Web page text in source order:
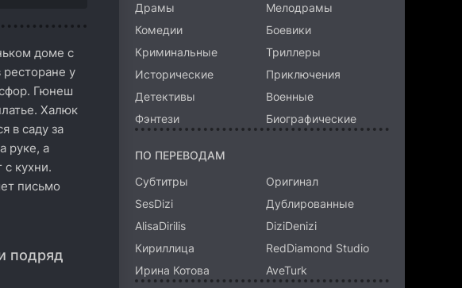
доме с
у
Гюнеш
Халюк
в саду за
руке, а
кухни.
письмо
подряд
Драмы
Мелодрамы
Комедии
Боевики
Криминальные
Триллеры
Исторические
Приключения
Детективы
Военные
Фэнтези
Биографические
ПО ПЕРЕВОДАМ
Субтитры
Оригинал
SesDizi
Дублированные
AlisaDirilis
DiziDenizi
Кириллица
RedDiamond Studio
Ирина Котова
AveTurk